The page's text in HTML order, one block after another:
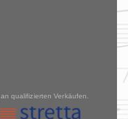
qualifizierten Verkäufen.